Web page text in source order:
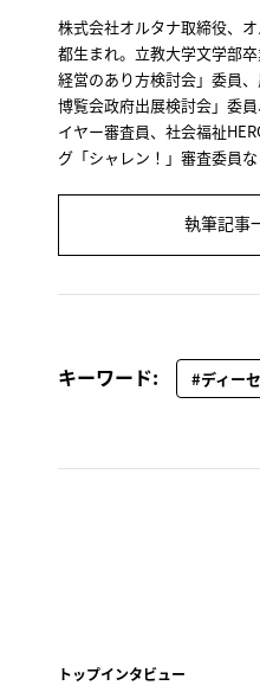
株式会社オルタナ取締役、
都生まれ。立教大学文学部
経営のあり方検討会」委員
博覧会政府出展検討会」委
イヤー審査員、社会福祉
グ「シャレン！」審査委員な
執筆記事
キーワード: #ディー
トップインタビュー